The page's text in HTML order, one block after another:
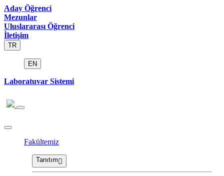
Aday Öğrenci
Mezunlar
Uluslararası Öğrenci
İletişim
TR
EN
Laboratuvar Sistemi
Fakültemiz
Tanıtım